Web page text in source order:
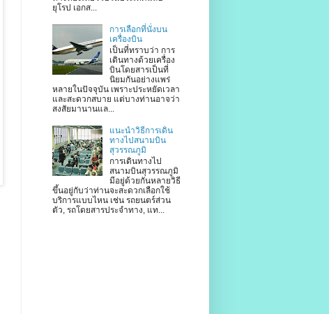
ยุโรป เอกส...
การเลือกที่นั่งบน
เครื่องบิน
เป็นที่ทราบว่า การ
เดินทางด้วยเครื่อง
บินโดยสารเป็นที่
นิยมกันอย่างแพร่
หลายในปัจจุบัน เพราะประหยัดเวลา
และสะดวกสบาย แต่บางท่านอาจว่า
สงสัยมานานแล...
แนะนำวิธีการเดิน
ทางไปสนามบิน
สุวรรณภูมิ
การเดินทางไป
สนามบินสุวรรณภูมิ
มีอยู่ด้วยกันหลายวิธี
ขึ้นอยู่กับว่าท่านจะสะดวกเลือกใช้
บริการแบบไหน เช่น รถยนตร์ส่วน
ตัว, รถโดยสารประจำทาง, แท...